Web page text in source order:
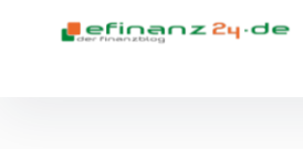
überspringenefinanz24.de
der FinanzBlog